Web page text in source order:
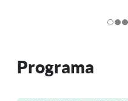
Programa